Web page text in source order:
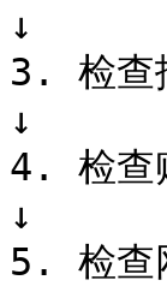
↓
3. 检查
↓
4. 检查
↓
5. 检查